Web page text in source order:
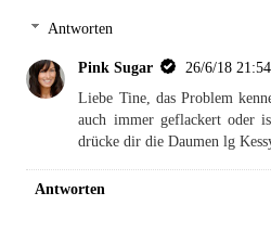
Antworten
Pink Sugar
26/6/18 21:54
Liebe Tine, das Problem
auch immer geflackert oder
drücke dir die Daumen lg
Antworten